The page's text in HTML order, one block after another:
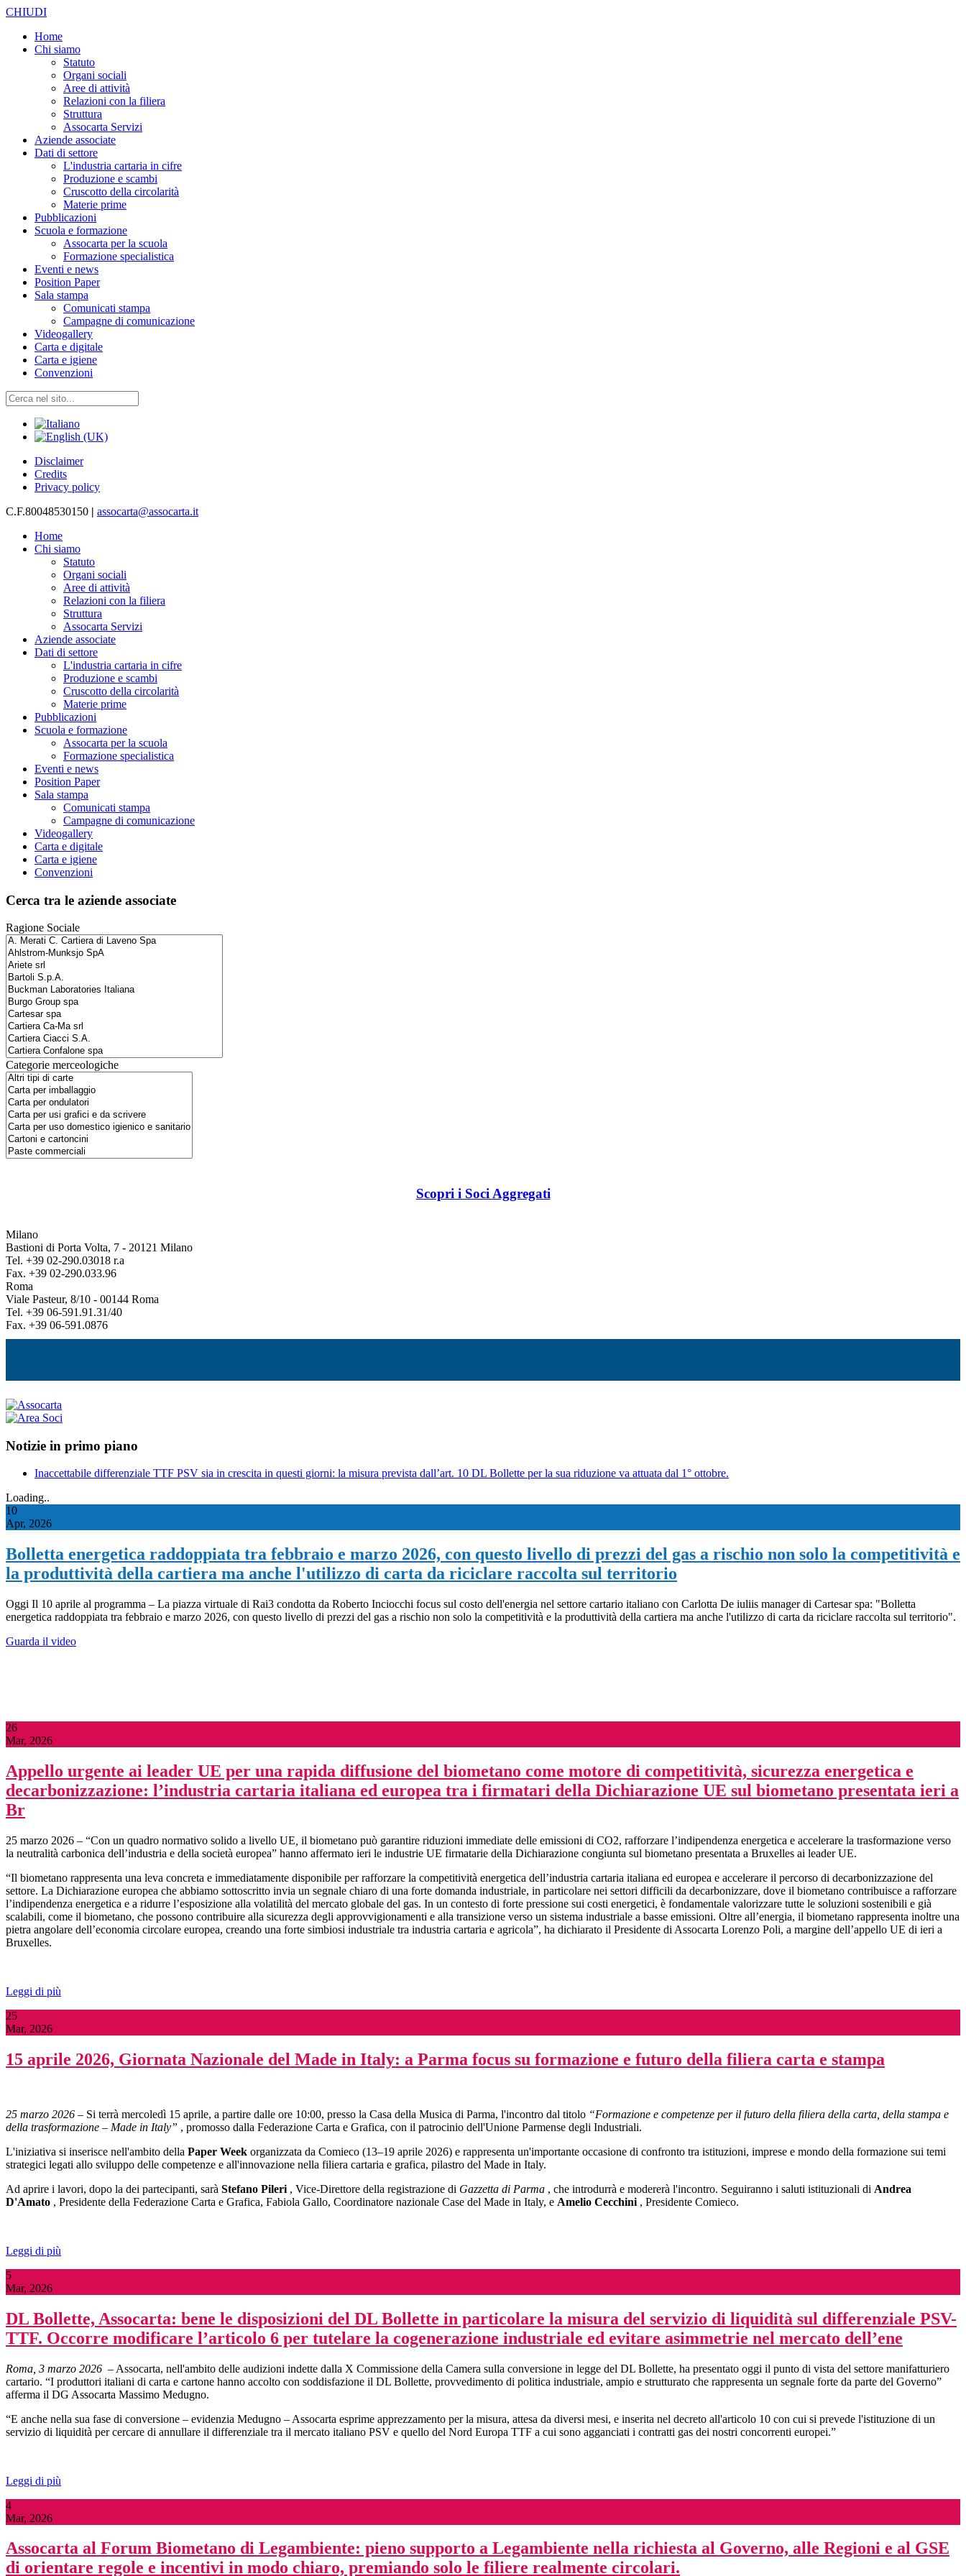
CHIUDI
Home
Chi siamo
Statuto
Organi sociali
Aree di attività
Relazioni con la filiera
Struttura
Assocarta Servizi
Aziende associate
Dati di settore
L'industria cartaria in cifre
Produzione e scambi
Cruscotto della circolarità
Materie prime
Pubblicazioni
Scuola e formazione
Assocarta per la scuola
Formazione specialistica
Eventi e news
Position Paper
Sala stampa
Comunicati stampa
Campagne di comunicazione
Videogallery
Carta e digitale
Carta e igiene
Convenzioni
Disclaimer
Credits
Privacy policy
C.F.80048530150 | assocarta@assocarta.it
Home
Chi siamo
Statuto
Organi sociali
Aree di attività
Relazioni con la filiera
Struttura
Assocarta Servizi
Aziende associate
Dati di settore
L'industria cartaria in cifre
Produzione e scambi
Cruscotto della circolarità
Materie prime
Pubblicazioni
Scuola e formazione
Assocarta per la scuola
Formazione specialistica
Eventi e news
Position Paper
Sala stampa
Comunicati stampa
Campagne di comunicazione
Videogallery
Carta e digitale
Carta e igiene
Convenzioni
Cerca tra le aziende associate
Ragione Sociale
Categorie merceologiche
Scopri i Soci Aggregati
Milano
Bastioni di Porta Volta, 7 - 20121 Milano
Tel. +39 02-290.03018 r.a
Fax. +39 02-290.033.96
Roma
Viale Pasteur, 8/10 - 00144 Roma
Tel. +39 06-591.91.31/40
Fax. +39 06-591.0876
Notizie in primo piano
Inaccettabile differenziale TTF PSV sia in crescita in questi giorni: la misura prevista dall’art. 10 DL Bollette per la sua riduzione va attuata dal 1° ottobre.
Loading..
10
Apr, 2026
Bolletta energetica raddoppiata tra febbraio e marzo 2026, con questo livello di prezzi del gas a rischio non solo la competitività e
la produttività della cartiera ma anche l'utilizzo di carta da riciclare raccolta sul territorio
Oggi Il 10 aprile al programma – La piazza virtuale di Rai3 condotta da Roberto Inciocchi focus sul costo dell'energia nel settore cartario italiano con Carlotta De iuliis manager di Cartesar spa: "Bolletta
energetica raddoppiata tra febbraio e marzo 2026, con questo livello di prezzi del gas a rischio non solo la competitività e la produttività della cartiera ma anche l'utilizzo di carta da riciclare raccolta sul territorio".
Guarda il video
26
Mar, 2026
Appello urgente ai leader UE per una rapida diffusione del biometano come motore di competitività, sicurezza energetica e
decarbonizzazione: l’industria cartaria italiana ed europea tra i firmatari della Dichiarazione UE sul biometano presentata ieri a
Br
25 marzo 2026 – “Con un quadro normativo solido a livello UE il biometano può garantire riduzioni immediate delle emissioni di CO2, rafforzare l’indipendenza energetica e accelerare la trasformazione verso
la neutralità carbonica dell’industria e della società europea” hanno affermato ieri le industrie UE firmatarie della Dichiarazione congiunta sul biometano presentata a Bruxelles ai leader UE.
“Il biometano rappresenta una leva concreta e immediatamente disponibile per rafforzare la competitività energetica dell’industria cartaria italiana ed europea e accelerare il percorso di decarbonizzazione del
settore. La Dichiarazione europea che abbiamo sottoscritto invia un segnale chiaro di una forte domanda industriale, in particolare nei settori difficili da decarbonizzare, dove il biometano contribuisce a rafforzare
l’indipendenza energetica e a ridurre l’esposizione alla volatilità del mercato globale del gas. In un contesto di forte pressione sui costi energetici, è fondamentale valorizzare tutte le soluzioni sostenibili e già
scalabili, come il biometano, che possono contribuire alla sicurezza degli approvvigionamenti e alla transizione verso un sistema industriale a basse emissioni. Oltre all’energia, il biometano rappresenta inoltre una
pietra angolare dell’economia circolare europea, creando una forte simbiosi industriale tra industria cartaria e agricola”, ha dichiarato il Presidente di Assocarta Lorenzo Poli, a margine dell’appello UE di ieri a
Bruxelles.
Leggi di più
25
Mar, 2026
15 aprile 2026, Giornata Nazionale del Made in Italy: a Parma focus su formazione e futuro della filiera carta e stampa
25 marzo 2026 – Si terrà mercoledì 15 aprile, a partire dalle ore 10:00, presso la Casa della Musica di Parma, l'incontro dal titolo “Formazione e competenze per il futuro della filiera della carta, della stampa e
della trasformazione – Made in Italy” , promosso dalla Federazione Carta e Grafica, con il patrocinio dell'Unione Parmense degli Industriali.
L'iniziativa si inserisce nell'ambito della Paper Week organizzata da Comieco (13–19 aprile 2026) e rappresenta un'importante occasione di confronto tra istituzioni, imprese e mondo della formazione sui temi
strategici legati allo sviluppo delle competenze e all'innovazione nella filiera cartaria e grafica, pilastro del Made in Italy.
Ad aprire i lavori, dopo la dei partecipanti, sarà Stefano Pileri , Vice-Direttore della registrazione di Gazzetta di Parma , che introdurrà e modererà l'incontro. Seguiranno i saluti istituzionali di Andrea
D'Amato , Presidente della Federazione Carta e Grafica, Fabiola Gallo, Coordinatore nazionale Case del Made in Italy, e Amelio Cecchini , Presidente Comieco.
Leggi di più
5
Mar, 2026
DL Bollette, Assocarta: bene le disposizioni del DL Bollette in particolare la misura del servizio di liquidità sul differenziale PSV-
TTF. Occorre modificare l’articolo 6 per tutelare la cogenerazione industriale ed evitare asimmetrie nel mercato dell’ene
Roma, 3 marzo 2026 – Assocarta, nell'ambito delle audizioni indette dalla X Commissione della Camera sulla conversione in legge del DL Bollette, ha presentato oggi il punto di vista del settore manifatturiero
cartario. “I produttori italiani di carta e cartone hanno accolto con soddisfazione il DL Bollette, provvedimento di politica industriale, ampio e strutturato che rappresenta un segnale forte da parte del Governo”
afferma il DG Assocarta Massimo Medugno.
“E anche nella sua fase di conversione – evidenzia Medugno – Assocarta esprime apprezzamento per la misura, attesa da diversi mesi, e inserita nel decreto all'articolo 10 con cui si prevede l'istituzione di un
servizio di liquidità per cercare di annullare il differenziale tra il mercato italiano PSV e quello del Nord Europa TTF a cui sono agganciati i contratti gas dei nostri concorrenti europei.”
Leggi di più
4
Mar, 2026
Assocarta al Forum Biometano di Legambiente: pieno supporto a Legambiente nella richiesta al Governo, alle Regioni e al GSE
di orientare regole e incentivi in modo chiaro, premiando solo le filiere realmente circolari.